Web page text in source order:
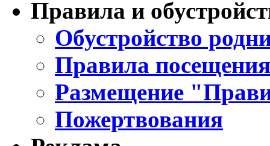
Правила и
Обустройство
Правила
Размещение
Пожертвования